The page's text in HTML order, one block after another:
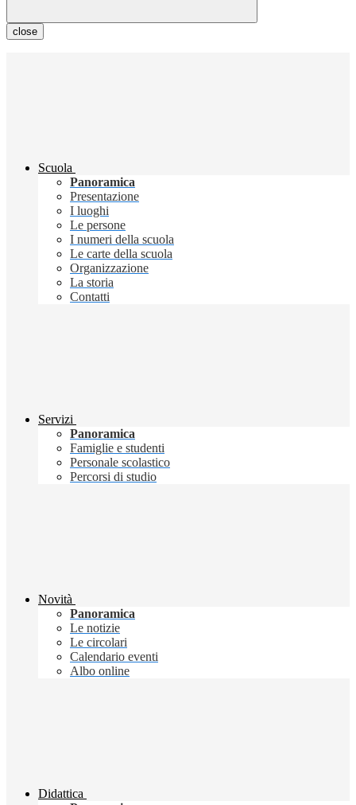
close
Scuola
Panoramica
Presentazione
I luoghi
Le persone
I numeri della scuola
Le carte della scuola
Organizzazione
La storia
Contatti
Servizi
Panoramica
Famiglie e studenti
Personale scolastico
Percorsi di studio
Novità
Panoramica
Le notizie
Le circolari
Calendario eventi
Albo online
Didattica